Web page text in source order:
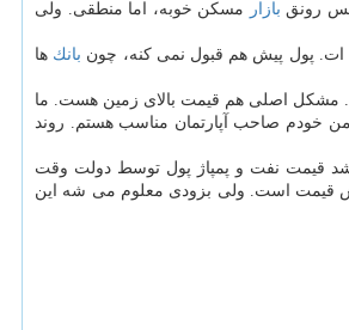
پس رونق بازار
مسكن خوبه، اما منطقی. ولی
بانك ها
مشكل اصلی هم قیمت بالای زمین هست. ما
خودم صاحب آپارتمان مناسب هستم. روند
مسكن به خاطر تسهیلات ارزان قیمت و گسترده ای بود كه شبكه بانكی پرداخت كرد. سال 90 و 91 هم به خاطر رشد قیمت نفت و پمپاژ پول توسط دولت وقت
قیمت است. ولی بزودی معلوم می شه این